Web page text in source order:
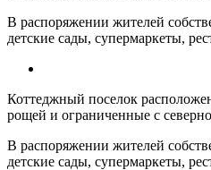
В распоряжении жителей
детские сады, супермаркеты,
Коттеджный поселок
рощей и ограниченные с
В распоряжении жителей
детские сады, супермаркеты,